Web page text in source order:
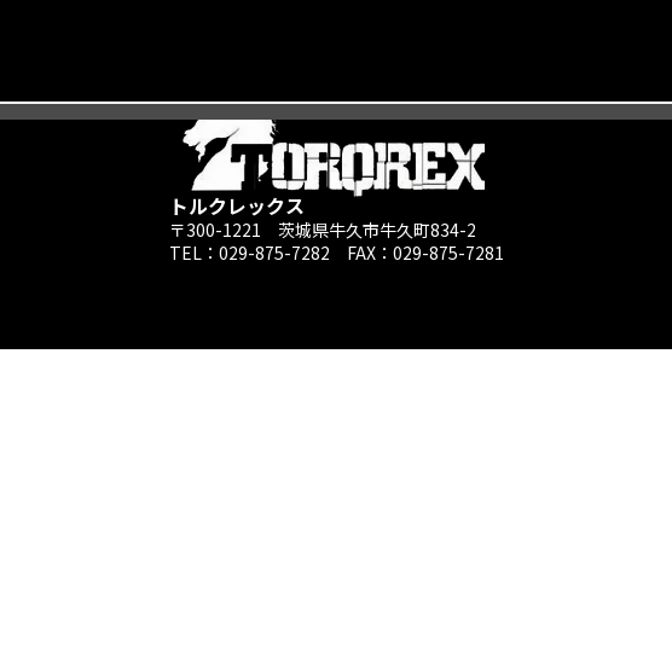
トルクレックス
〒300-1221 茨城県牛久市牛久町834-2
TEL：029-875-7282 ​FAX：029-875-7281